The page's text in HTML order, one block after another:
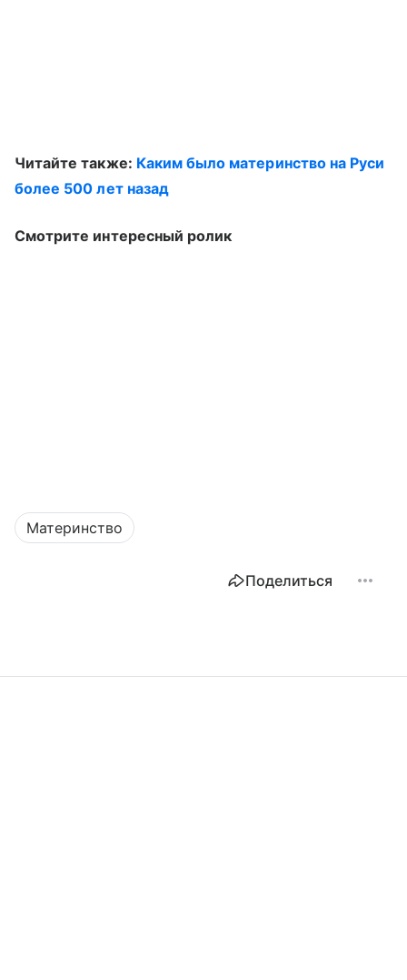
Читайте также: Каким было материнство на Руси
более 500 лет назад
Смотрите интересный ролик
Материнство
Поделиться